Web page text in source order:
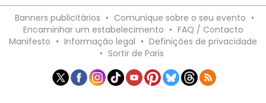
Banners publicitários • Comunique sobre o seu evento •
Encaminhar um estabelecimento • FAQ / Contacto
Manifesto • Informação legal • Definições de privacidade
• Sortir de Paris